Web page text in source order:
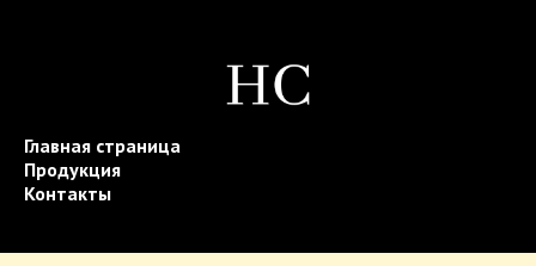
Главная страница
Продукция
Контакты